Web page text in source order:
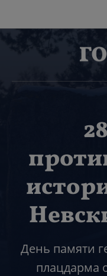
День памяти
плацдарма